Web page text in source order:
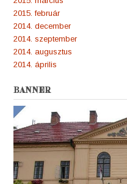
2015. február
2014. december
2014. szeptember
2014. augusztus
2014. április
BANNER